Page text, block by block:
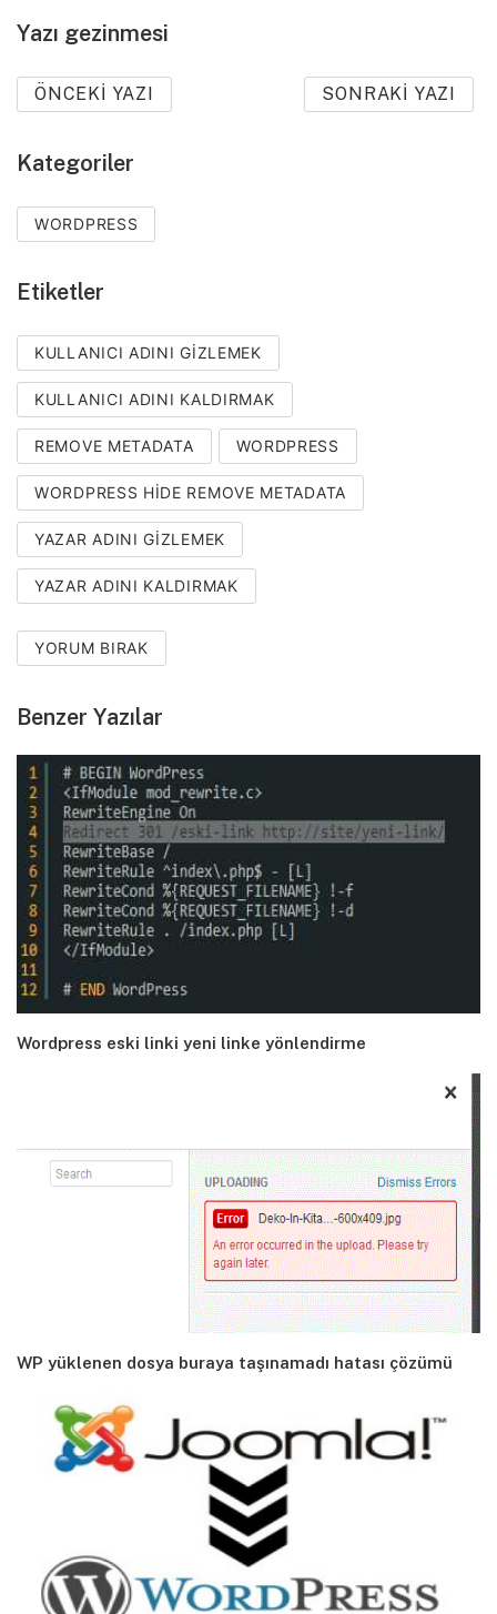
Yazı gezinmesi
ÖNCEKI YAZI SONRAKI YAZI
Kategoriler
WORDPRESS
Etiketler
KULLANICI ADINI GIZLEMEK
KULLANICI ADINI KALDIRMAK
REMOVE METADATA WORDPRESS
WORDPRESS HIDE REMOVE METADATA
YAZAR ADINI GIZLEMEK
YAZAR ADINI KALDIRMAK
YORUM BIRAK
Benzer Yazılar
Wordpress eski linki yeni linke yönlendirme
WP yüklenen dosya buraya taşınamadı hatası çözümü